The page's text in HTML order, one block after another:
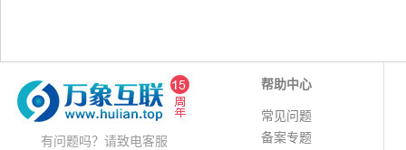
有问题吗？请致电客服
帮助中心
常见问题
备案专题